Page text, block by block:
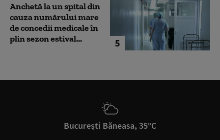
5
Anchetă la un spital din
cauza numărului mare
de concedii medicale în
plin sezon estival...
București Băneasa, 35°C